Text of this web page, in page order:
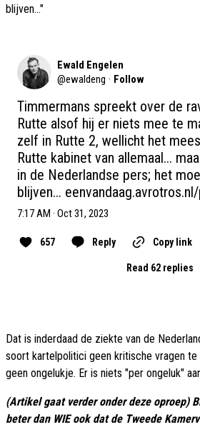
blijven..."
Ewald Engelen
@ewaldeng · Follow
Timmermans spreekt over de
Rutte alsof hij er niets mee te
zelf in Rutte 2, wellicht het
Rutte kabinet van allemaal...
in de Nederlandse pers; het
blijven...
7:17 AM · Oct 31, 2023
657 Reply Copy link
Read 62 replies
Dat is inderdaad de ziekte van de
soort kartelpolitici geen kritische vragen
geen ongelukje. Er is niets "per ongeluk"
(Artikel gaat verder onder deze oproep)
beter dan WIE ook dat de Tweede